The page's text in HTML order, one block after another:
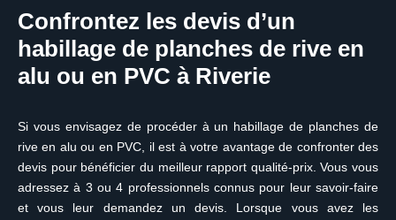
Confrontez les devis d’un
habillage de planches de rive en
alu ou en PVC à Riverie
Si vous envisagez de procéder à un habillage de planches de
rive en alu ou en PVC, il est à votre avantage de confronter des
devis pour bénéficier du meilleur rapport qualité-prix. Vous vous
adressez à 3 ou 4 professionnels connus pour leur savoir-faire
et vous leur demandez un devis. Lorsque vous avez les